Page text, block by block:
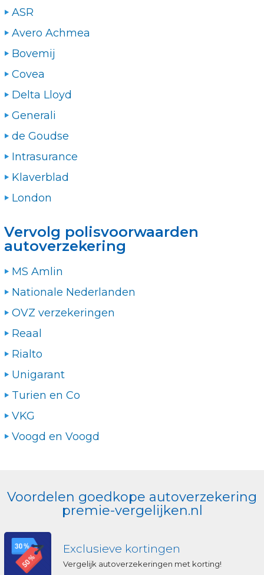
ASR
Avero Achmea
Bovemij
Covea
Delta Lloyd
Generali
de Goudse
Intrasurance
Klaverblad
London
Vervolg polisvoorwaarden
autoverzekering
MS Amlin
Nationale Nederlanden
OVZ verzekeringen
Reaal
Rialto
Unigarant
Turien en Co
VKG
Voogd en Voogd
Voordelen goedkope autoverzekering
premie-vergelijken.nl
Exclusieve kortingen
Vergelijk autoverzekeringen met korting!